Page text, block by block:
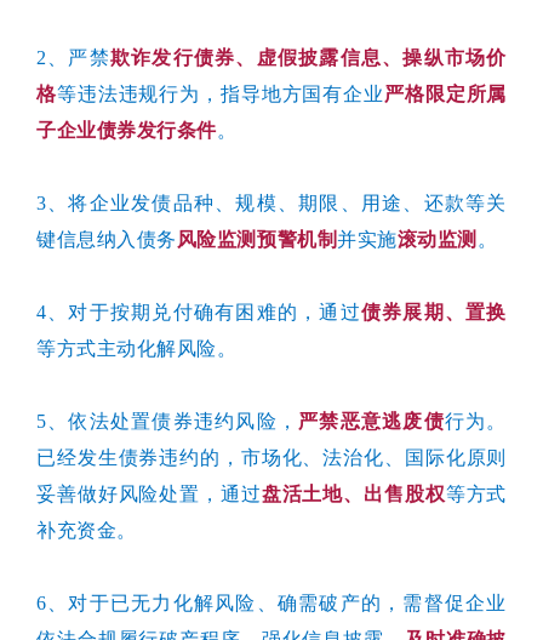
2、严禁欺诈发行债券、虚假披露信息、操纵市场价
格等违法违规行为，指导地方国有企业严格限定所属
子企业债券发行条件。
3、将企业发债品种、规模、期限、用途、还款等关
键信息纳入债务 风险监测预警机制并实施滚动监测 。
4、对于按期兑付确有困难的，通过债券展期、置换
等方式主动化解风险。
5、依法处置债券违约风险， 严禁恶意逃废债行为。
已经发生债券违约的，市场化、法治化、国际化原则
妥善做好风险处置，通过盘活土地、出售股权等方式
补充资金。
6、对于已无力化解风险、确需破产的，需督促企业